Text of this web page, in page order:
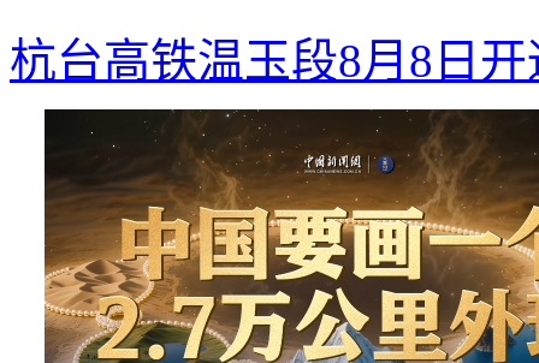
杭台高铁温玉段8月8日